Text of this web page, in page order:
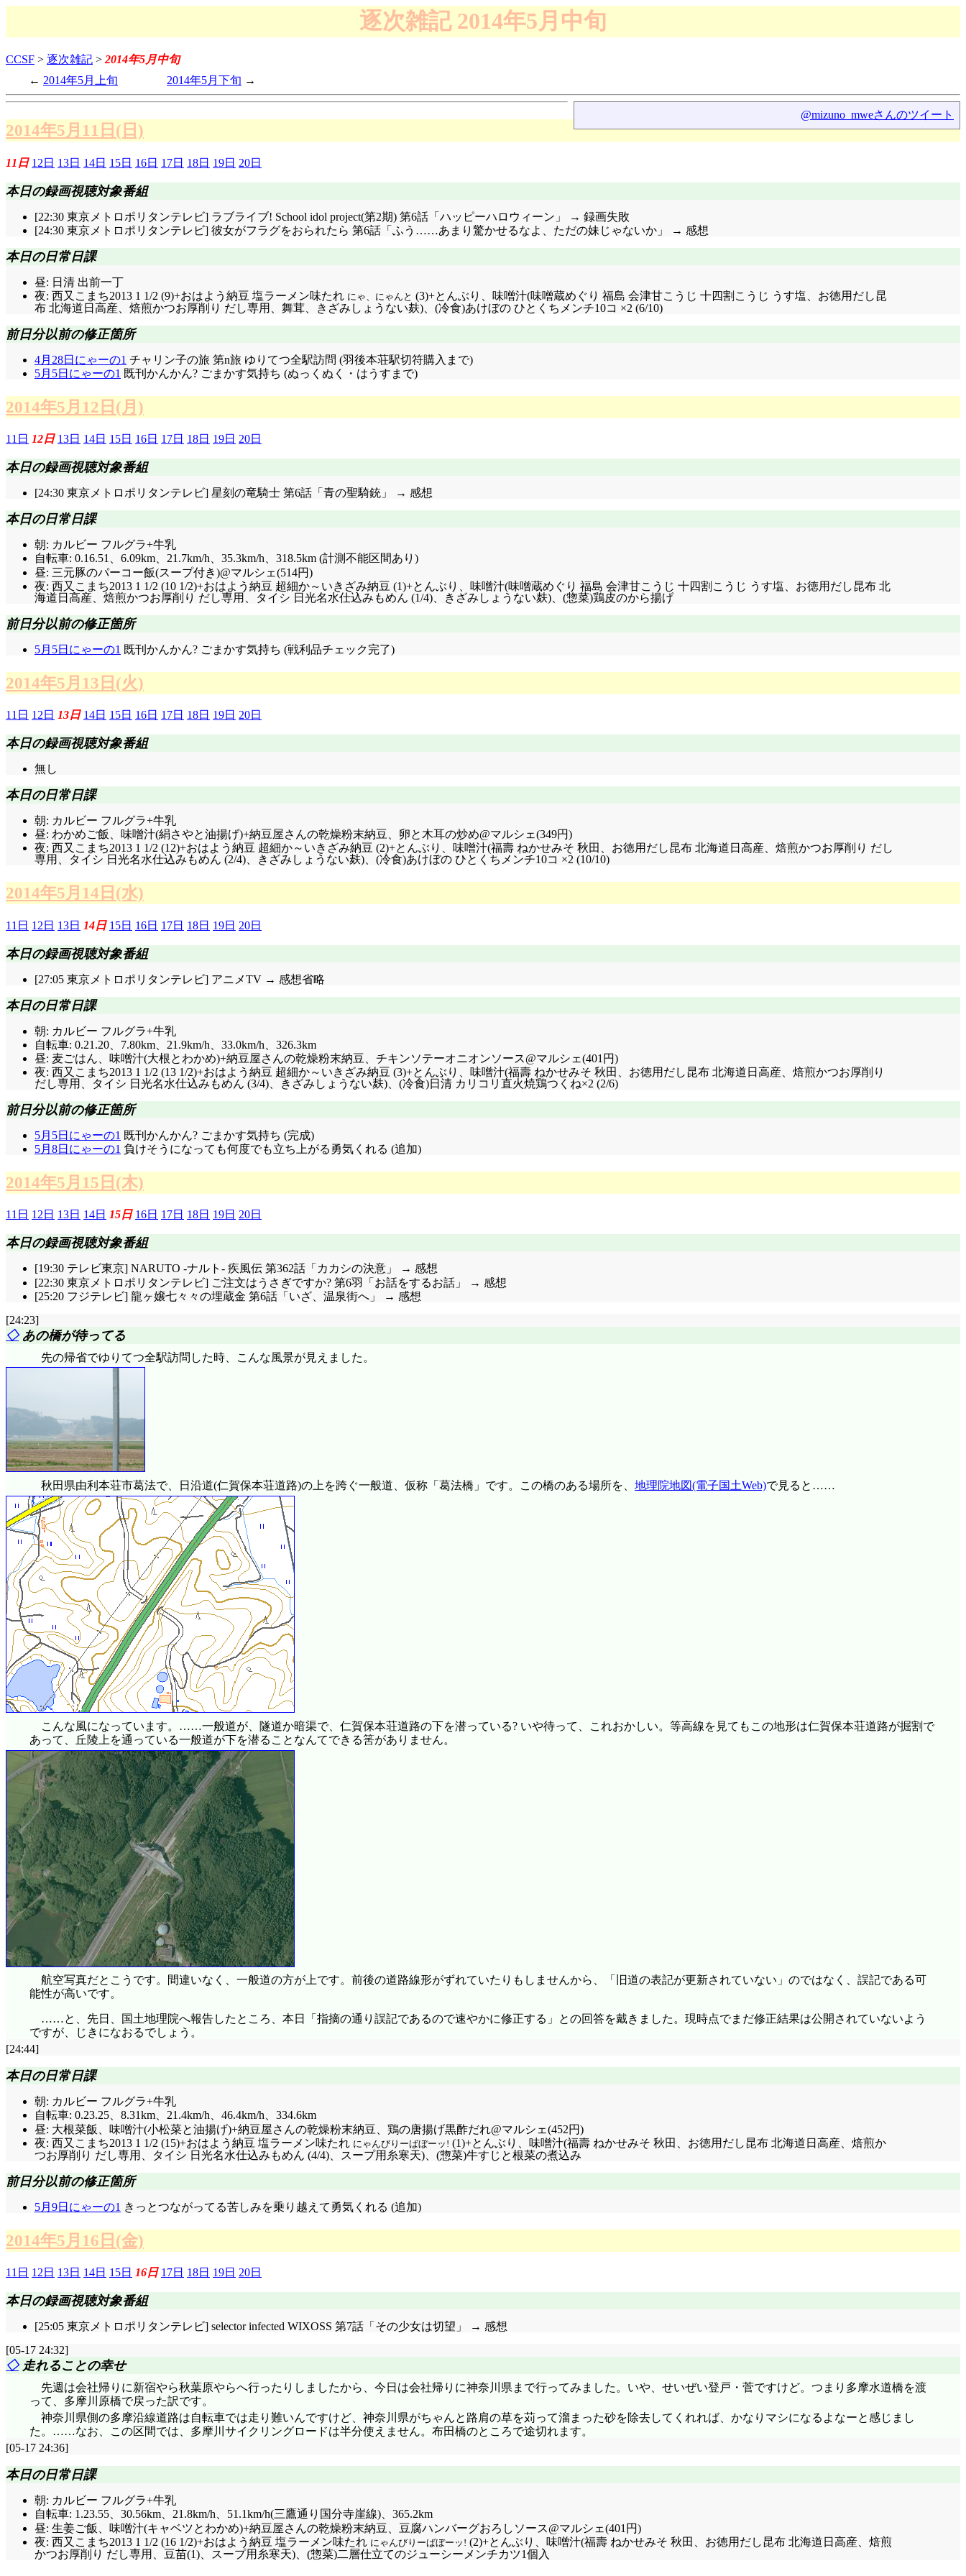
逐次雑記 2014年5月中旬
CCSF > 逐次雑記 >2014年5月中旬
2014年5月上旬
2014年5月下旬
@mizuno_mweさんのツイート
2014年5月11日(日)
11日 12日 13日 14日 15日 16日 17日 18日 19日 20日
本日の録画視聴対象番組
[22:30 東京メトロポリタンテレビ] ラブライブ! School idol project(第2期) 第6話「ハッピーハロウィーン」 → 録画失敗
[24:30 東京メトロポリタンテレビ] 彼女がフラグをおられたら 第6話「ふう……あまり驚かせるなよ、ただの妹じゃないか」 → 感想
本日の日常日課
昼: 日清 出前一丁
夜: 西又こまち2013 1 1/2 (9)+おはよう納豆 塩ラーメン味たれ にゃ、にゃんと (3)+とんぶり、味噌汁(味噌蔵めぐり 福島 会津甘こうじ 十四割こうじ うす塩、お徳用だし昆
布 北海道日高産、焙煎かつお厚削り だし専用、舞茸、きざみしょうない麸)、(冷食)あけぼの ひとくちメンチ10コ ×2 (6/10)
前日分以前の修正箇所
4月28日にゃーの1 チャリン子の旅 第n旅 ゆりてつ全駅訪問 (羽後本荘駅切符購入まで)
5月5日にゃーの1 既刊かんかん? ごまかす気持ち (ぬっくぬく・はうすまで)
2014年5月12日(月)
11日 12日 13日 14日 15日 16日 17日 18日 19日 20日
本日の録画視聴対象番組
[24:30 東京メトロポリタンテレビ] 星刻の竜騎士 第6話「青の聖騎銃」 → 感想
本日の日常日課
朝: カルビー フルグラ+牛乳
自転車: 0.16.51、6.09km、21.7km/h、35.3km/h、318.5km (計測不能区間あり)
昼: 三元豚のパーコー飯(スープ付き)@マルシェ(514円)
夜: 西又こまち2013 1 1/2 (10 1/2)+おはよう納豆 超細か～いきざみ納豆 (1)+とんぶり、味噌汁(味噌蔵めぐり 福島 会津甘こうじ 十四割こうじ うす塩、お徳用だし昆布 北
海道日高産、焙煎かつお厚削り だし専用、タイシ 日光名水仕込みもめん (1/4)、きざみしょうない麸)、(惣菜)鶏皮のから揚げ
前日分以前の修正箇所
5月5日にゃーの1 既刊かんかん? ごまかす気持ち (戦利品チェック完了)
2014年5月13日(火)
11日 12日 13日 14日 15日 16日 17日 18日 19日 20日
本日の録画視聴対象番組
無し
本日の日常日課
朝: カルビー フルグラ+牛乳
昼: わかめご飯、味噌汁(絹さやと油揚げ)+納豆屋さんの乾燥粉末納豆、卵と木耳の炒め@マルシェ(349円)
夜: 西又こまち2013 1 1/2 (12)+おはよう納豆 超細か～いきざみ納豆 (2)+とんぶり、味噌汁(福壽 ねかせみそ 秋田、お徳用だし昆布 北海道日高産、焙煎かつお厚削り だし
専用、タイシ 日光名水仕込みもめん (2/4)、きざみしょうない麸)、(冷食)あけぼの ひとくちメンチ10コ ×2 (10/10)
2014年5月14日(水)
11日 12日 13日 14日 15日 16日 17日 18日 19日 20日
本日の録画視聴対象番組
[27:05 東京メトロポリタンテレビ] アニメTV → 感想省略
本日の日常日課
朝: カルビー フルグラ+牛乳
自転車: 0.21.20、7.80km、21.9km/h、33.0km/h、326.3km
昼: 麦ごはん、味噌汁(大根とわかめ)+納豆屋さんの乾燥粉末納豆、チキンソテーオニオンソース@マルシェ(401円)
夜: 西又こまち2013 1 1/2 (13 1/2)+おはよう納豆 超細か～いきざみ納豆 (3)+とんぶり、味噌汁(福壽 ねかせみそ 秋田、お徳用だし昆布 北海道日高産、焙煎かつお厚削り
だし専用、タイシ 日光名水仕込みもめん (3/4)、きざみしょうない麸)、(冷食)日清 カリコリ直火焼鶏つくね×2 (2/6)
前日分以前の修正箇所
5月5日にゃーの1 既刊かんかん? ごまかす気持ち (完成)
5月8日にゃーの1 負けそうになっても何度でも立ち上がる勇気くれる (追加)
2014年5月15日(木)
11日 12日 13日 14日 15日 16日 17日 18日 19日 20日
本日の録画視聴対象番組
[19:30 テレビ東京] NARUTO -ナルト- 疾風伝 第362話「カカシの決意」 → 感想
[22:30 東京メトロポリタンテレビ] ご注文はうさぎですか? 第6羽「お話をするお話」 → 感想
[25:20 フジテレビ] 龍ヶ嬢七々々の埋蔵金 第6話「いざ、温泉街へ」 → 感想
[24:23]
◇あの橋が待ってる
先の帰省でゆりてつ全駅訪問した時、こんな風景が見えました。
秋田県由利本荘市葛法で、日沿道(仁賀保本荘道路)の上を跨ぐ一般道、仮称「葛法橋」です。この橋のある場所を、地理院地図(電子国土Web)で見ると……
こんな風になっています。……一般道が、隧道か暗渠で、仁賀保本荘道路の下を潜っている? いや待って、これおかしい。等高線を見てもこの地形は仁賀保本荘道路が掘割で
あって、丘陵上を通っている一般道が下を潜ることなんてできる筈がありません。
航空写真だとこうです。間違いなく、一般道の方が上です。前後の道路線形がずれていたりもしませんから、「旧道の表記が更新されていない」のではなく、誤記である可
能性が高いです。
……と、先日、国土地理院へ報告したところ、本日「指摘の通り誤記であるので速やかに修正する」との回答を戴きました。現時点でまだ修正結果は公開されていないよう
ですが、じきになおるでしょう。
[24:44]
本日の日常日課
朝: カルビー フルグラ+牛乳
自転車: 0.23.25、8.31km、21.4km/h、46.4km/h、334.6km
昼: 大根菜飯、味噌汁(小松菜と油揚げ)+納豆屋さんの乾燥粉末納豆、鶏の唐揚げ黒酢だれ@マルシェ(452円)
夜: 西又こまち2013 1 1/2 (15)+おはよう納豆 塩ラーメン味たれ にゃんびりーばぼーッ! (1)+とんぶり、味噌汁(福壽 ねかせみそ 秋田、お徳用だし昆布 北海道日高産、焙煎か
つお厚削り だし専用、タイシ 日光名水仕込みもめん (4/4)、スープ用糸寒天)、(惣菜)牛すじと根菜の煮込み
前日分以前の修正箇所
5月9日にゃーの1 きっとつながってる苦しみを乗り越えて勇気くれる (追加)
2014年5月16日(金)
11日 12日 13日 14日 15日 16日 17日 18日 19日 20日
本日の録画視聴対象番組
[25:05 東京メトロポリタンテレビ] selector infected WIXOSS 第7話「その少女は切望」 → 感想
[05-17 24:32]
◇走れることの幸せ
先週は会社帰りに新宿やら秋葉原やらへ行ったりしましたから、今日は会社帰りに神奈川県まで行ってみました。いや、せいぜい登戸・菅ですけど。つまり多摩水道橋を渡
って、多摩川原橋で戻った訳です。
神奈川県側の多摩沿線道路は自転車では走り難いんですけど、神奈川県がちゃんと路肩の草を苅って溜まった砂を除去してくれれば、かなりマシになるよなーと感じまし
た。……なお、この区間では、多摩川サイクリングロードは半分使えません。布田橋のところで途切れます。
[05-17 24:36]
本日の日常日課
朝: カルビー フルグラ+牛乳
自転車: 1.23.55、30.56km、21.8km/h、51.1km/h(三鷹通り国分寺崖線)、365.2km
昼: 生姜ご飯、味噌汁(キャベツとわかめ)+納豆屋さんの乾燥粉末納豆、豆腐ハンバーグおろしソース@マルシェ(401円)
夜: 西又こまち2013 1 1/2 (16 1/2)+おはよう納豆 塩ラーメン味たれ にゃんびりーばぼーッ! (2)+とんぶり、味噌汁(福壽 ねかせみそ 秋田、お徳用だし昆布 北海道日高産、焙煎
かつお厚削り だし専用、豆苗(1)、スープ用糸寒天)、(惣菜)二層仕立てのジューシーメンチカツ1個入